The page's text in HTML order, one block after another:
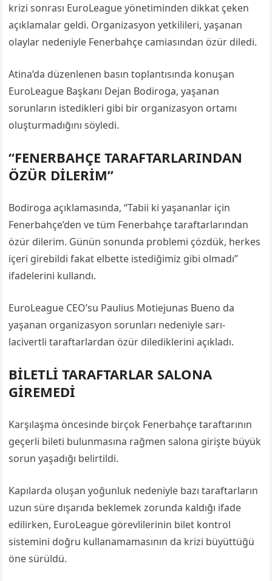
krizi sonrası EuroLeague yönetiminden dikkat çeken
açıklamalar geldi. Organizasyon yetkilileri, yaşanan
olaylar nedeniyle Fenerbahçe camiasından özür diledi.
Atina’da düzenlenen basın toplantısında konuşan
EuroLeague Başkanı Dejan Bodiroga, yaşanan
sorunların istedikleri gibi bir organizasyon ortamı
oluşturmadığını söyledi.
“FENERBAHÇE TARAFTARLARINDAN
ÖZÜR DİLERİM”
Bodiroga açıklamasında, “Tabii ki yaşananlar için
Fenerbahçe’den ve tüm Fenerbahçe taraftarlarından
özür dilerim. Günün sonunda problemi çözdük, herkes
içeri girebildi fakat elbette istediğimiz gibi olmadı”
ifadelerini kullandı.
EuroLeague CEO’su Paulius Motiejunas Bueno da
yaşanan organizasyon sorunları nedeniyle sarı-
lacivertli taraftarlardan özür dilediklerini açıkladı.
BİLETLİ TARAFTARLAR SALONA
GİREMEDİ
Karşılaşma öncesinde birçok Fenerbahçe taraftarının
geçerli bileti bulunmasına rağmen salona girişte büyük
sorun yaşadığı belirtildi.
Kapılarda oluşan yoğunluk nedeniyle bazı taraftarların
uzun süre dışarıda beklemek zorunda kaldığı ifade
edilirken, EuroLeague görevlilerinin bilet kontrol
sistemini doğru kullanamamasının da krizi büyüttüğü
öne sürüldü.